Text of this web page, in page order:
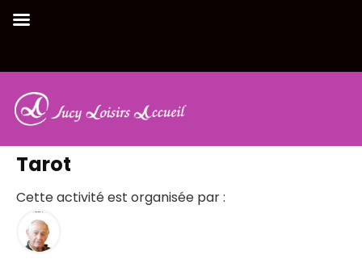
Retour à la liste des activités
Tarot
Cette activité est organisée par :